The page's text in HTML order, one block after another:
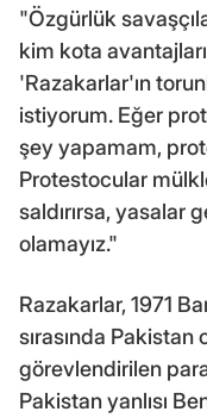
"Özgürlük
kim kota
'Razakarlar'ın
istiyorum. Eğer
şey yapamam,
Protestocular
saldırırsa, yasalar
olamayız."
Razakarlar, 1971
sırasında Pakistan
görevlendirilen
Pakistan yanlısı